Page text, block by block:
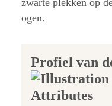
ogen.
Profiel van